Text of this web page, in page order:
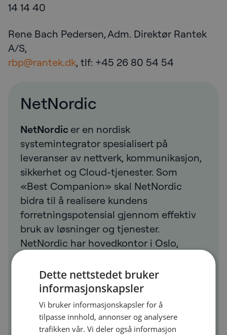
14 14 40
Rene Bach Pedersen, Adm. Direktør Rantek
A/S,
rbp@rantek.dk, tlf: +45 26 80 54 54
NetNordic
NetNordic er en nordisk
systemintegrator spesialisert på
leveranser av nettverk, kommunikasjon,
sikkerhet og Cloud-tjenester. Som
«Best Companion» skal NetNordic
bidra til å realisere kundens
forretningspotensial gjennom effektiv
bruk av løsninger og tjenester.
NetNordic har hovedkontor i Oslo,
850 millioner NOK med en EBITDA på
53 millioner NOK. Etter oppkjøpet vil
selskapet vokse til en pro-forma
omsetning på over 1 milliard i 2017 og
ha 280 ansatte på 12 kontorer i Norden,
Dette nettstedet bruker
informasjonskapsler
Vi bruker informasjonskapsler for å
tilpasse innhold, annonser og analysere
trafikken vår. Vi deler også informasjon